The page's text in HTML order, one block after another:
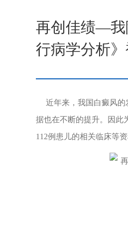
再创佳绩—我
行病学分析
近年来，我国白癜风的
据也在不断的提升。因此
112例患儿的相关临床等